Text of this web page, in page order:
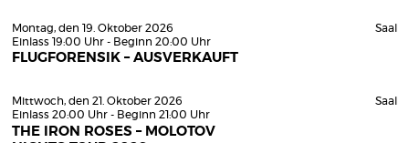
Montag, den 19. Oktober 2026
Einlass 19:00 Uhr - Beginn 20:00 Uhr
FLUGFORENSIK – AUSVERKAUFT
Saal
Mittwoch, den 21. Oktober 2026
Einlass 20:00 Uhr - Beginn 21:00 Uhr
THE IRON ROSES – MOLOTOV
Saal